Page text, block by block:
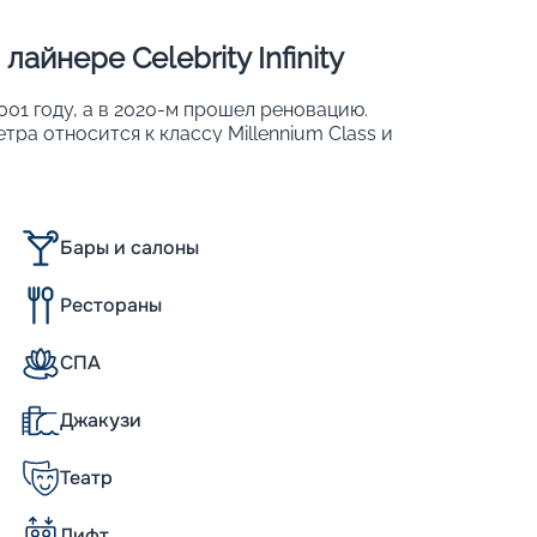
Celebrity Infinity
году, а в 2020-м прошел реновацию.
относится к классу Millennium Class и
пассажиров. Корабль славится
обустройством, которое было
Также на борту корабля
улучшенные SPA-комплексы и
пассажирам еще больше
975 кают, из большей части которых
балконами, отличающимися
Бары и салоны
Рестораны
СПА
Джакузи
Театр